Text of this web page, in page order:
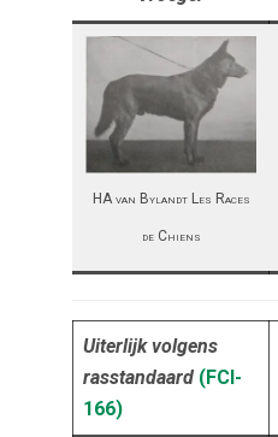
HA van Bylandt Les Races
de Chiens
Uiterlijk volgens
rasstandaard (FCI-
166)